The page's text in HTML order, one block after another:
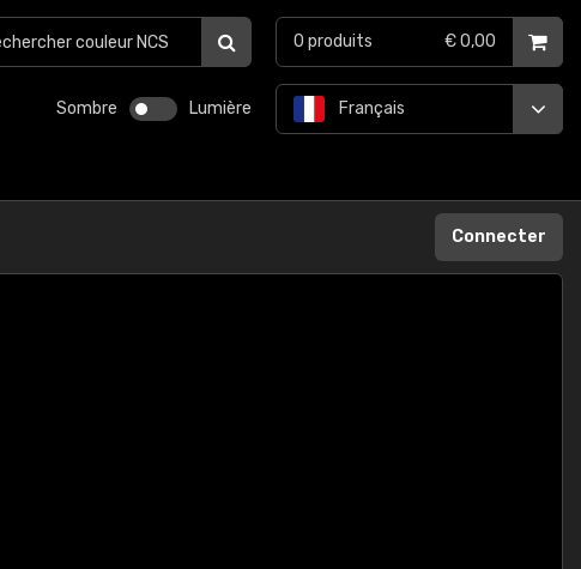
Sombre Lumière Français
0 produits € 0,00
Connecter